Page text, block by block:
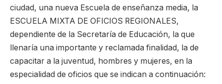
ciudad, una nueva Escuela de enseñanza media, la
ESCUELA MIXTA DE OFICIOS REGIONALES,
dependiente de la Secretaría de Educación, la que
llenaría una importante y reclamada finalidad, la de
capacitar a la juventud, hombres y mujeres, en la
especialidad de oficios que se indican a continuación: